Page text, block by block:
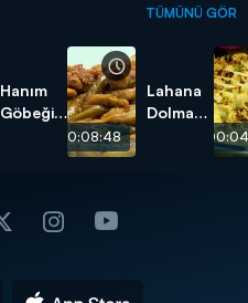
TÜMÜNÜ GÖR
Hanım
Göbeği
00:08:48
Lahana
Dolması